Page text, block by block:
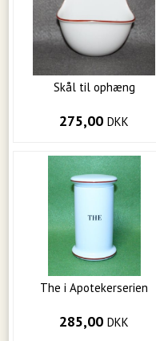
Skål til ophæng
275,00DKK
The i Apotekerserien
285,00DKK